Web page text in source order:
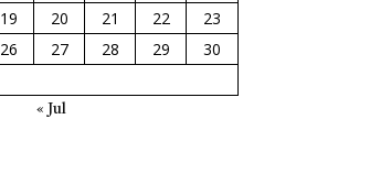
19 20 21 22
23
26 27 28 29
30
« Jul